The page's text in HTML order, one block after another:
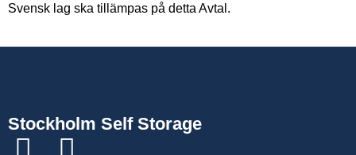
Svensk lag ska tillämpas på detta Avtal.
Stockholm Self Storage